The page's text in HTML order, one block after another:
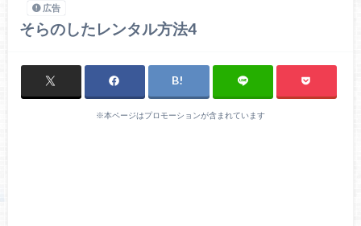
広告
そらのしたレンタル方法4
※本ページはプロモーションが含まれています